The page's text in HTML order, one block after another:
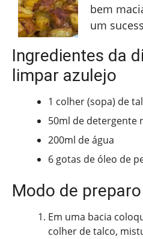
bem
um
Ingredientes da
limpar azulejo
1 colher (sopa) de
50ml de detergente
200ml de água
6 gotas de óleo de
Modo de preparo
Em uma bacia
colher de talco,